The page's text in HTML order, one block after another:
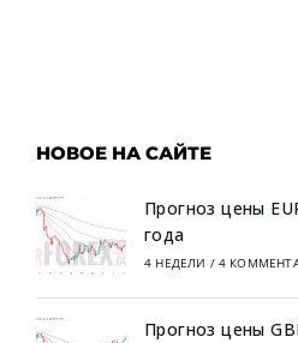
НОВОЕ НА САЙТЕ
Прогноз цены
года
4 НЕДЕЛИ / 4
Прогноз цены